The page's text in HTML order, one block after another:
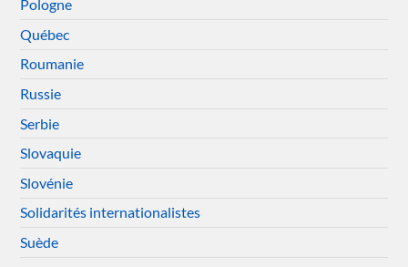
Pologne
Québec
Roumanie
Russie
Serbie
Slovaquie
Slovénie
Solidarités internationalistes
Suède